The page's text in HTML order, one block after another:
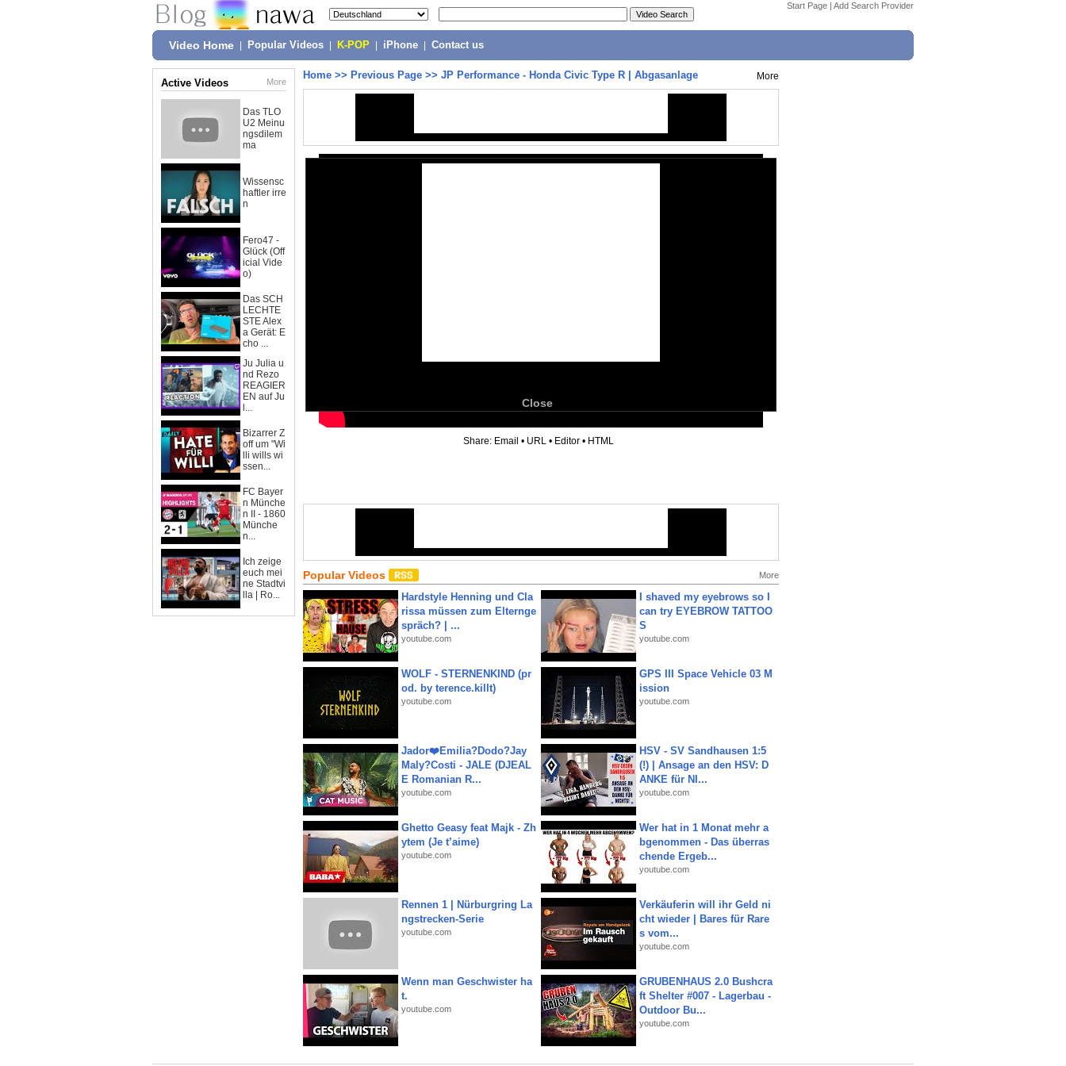
Start Page | Add Search Provider
Video Home Popular Videos K-POP iPhone Contact us
Active Videos More
Das TLO
U2 Meinu
ngsdilem
ma
Wissensc
haftler irre
n
Fero47 -
Glück (Off
icial Vide
o)
Das SCH
LECHTE
STE Alex
a Gerät: E
cho ...
Ju Julia u
nd Rezo
REAGIER
EN auf Ju
l...
Bizarrer Z
off um "Wi
lli wills wi
ssen...
FC Bayer
n Münche
n II - 1860
Münche
n...
Ich zeige
euch mei
ne Stadtvi
lla | Ro...
Home >> Previous Page >> JP Performance - Honda Civic Type R | Abgasanlage More
Close
Share: Email • URL • Editor • HTML
Popular Videos More
Hardstyle Henning und Cla
rissa müssen zum Elternge
spräch? | ...
youtube.com
I shaved my eyebrows so I
can try EYEBROW TATTOO
S
youtube.com
WOLF - STERNENKIND (pr
od. by terence.killt)
youtube.com
GPS III Space Vehicle 03 M
ission
youtube.com
Jador❤️Emilia?Dodo?Jay
Maly?Costi - JALE (DJEAL
E Romanian R...
youtube.com
HSV - SV Sandhausen 1:5
(!) | Ansage an den HSV: D
ANKE für NI...
youtube.com
Ghetto Geasy feat Majk - Zh
ytem (Je t’aime)
youtube.com
Wer hat in 1 Monat mehr a
bgenommen - Das überras
chende Ergeb...
youtube.com
Rennen 1 | Nürburgring La
ngstrecken-Serie
youtube.com
Verkäuferin will ihr Geld ni
cht wieder | Bares für Rare
s vom...
youtube.com
Wenn man Geschwister ha
t.
youtube.com
GRUBENHAUS 2.0 Bushcra
ft Shelter #007 - Lagerbau -
Outdoor Bu...
youtube.com